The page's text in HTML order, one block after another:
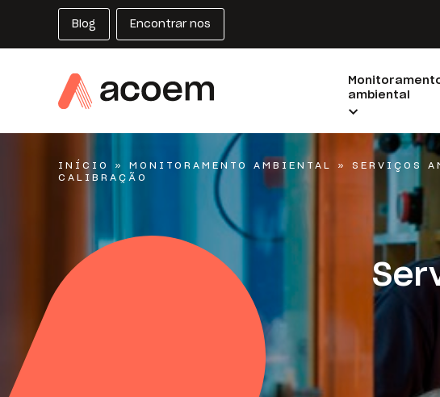
Blog Encontrar nos
ambiental
INÍCIO » MONITORAMENTO AMBIENTAL » SERVIÇOS
CALIBRAÇÃO